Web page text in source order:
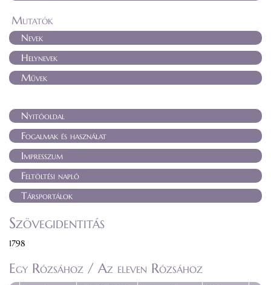
Mutatók
Nevek
Helynevek
Művek
Nyitóoldal
Fogalmak és használat
Impresszum
Feltöltési napló
Társportálok
Szövegidentitás
1798
Egy Rózsához / Az eleven Rózsához